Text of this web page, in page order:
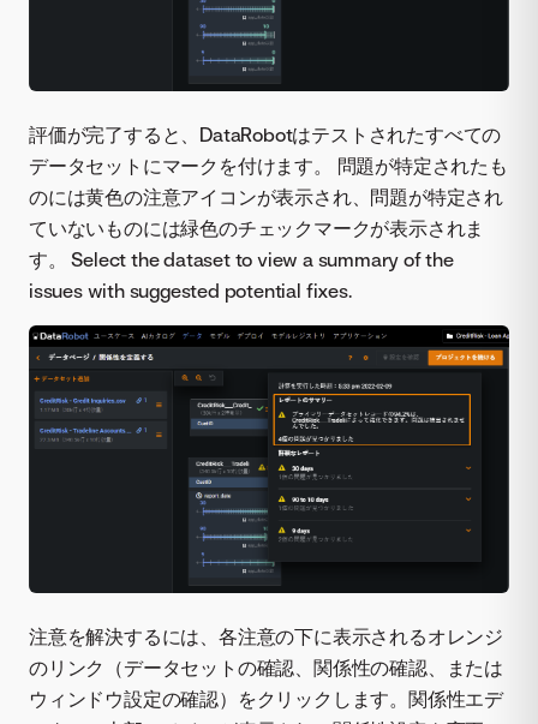
評価が完了すると、DataRobotはテストされたすべての
データセットにマークを付けます。 問題が特定されたも
のには黄色の注意アイコンが表示され、問題が特定され
ていないものには緑色のチェックマークが表示されま
す。 Select the dataset to view a summary of the
issues with suggested potential fixes.
注意を解決するには、各注意の下に表示されるオレンジ
のリンク（データセットの確認、関係性の確認、または
ウィンドウ設定の確認）をクリックします。関係性エデ